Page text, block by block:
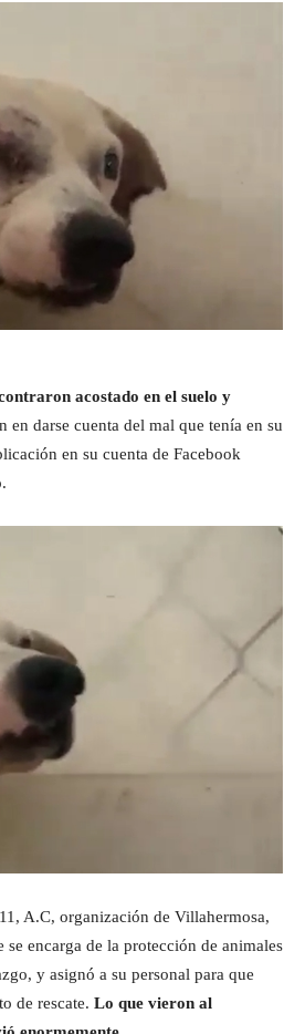
acostado en el suelo y
en darse cuenta del mal que tenía en su
en su cuenta de Facebook
A.C, organización de Villahermosa,
se encarga de la protección de animales
y asignó a su personal para que
de rescate. Lo que vieron al